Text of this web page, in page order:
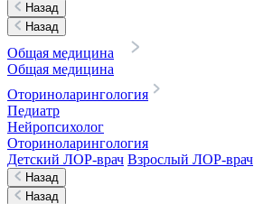
Назад
Назад
Общая медицина
Общая медицина
Оториноларингология
Педиатр
Нейропсихолог
Оториноларингология
Детский ЛОР-врач Взрослый ЛОР-врач
Назад
Назад